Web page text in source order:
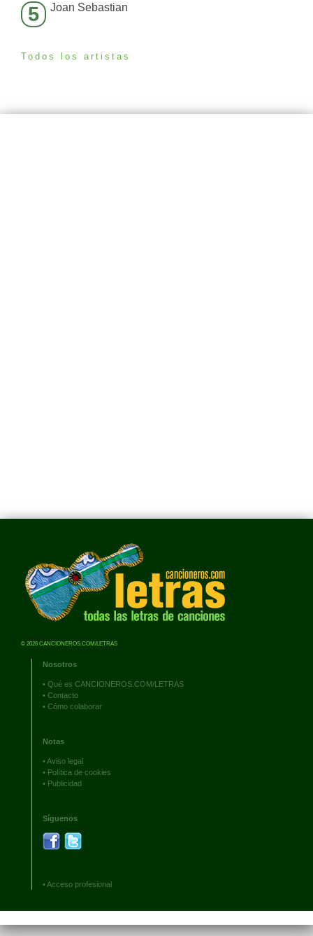
5 Joan Sebastian
Todos los artistas
© 2026 CANCIONEROS.COM/LETRAS
Nosotros
• Qué es CANCIONEROS.COM/LETRAS
• Contacto
• Cómo colaborar
Notas
•Aviso legal
• Política de cookies
• Publicidad
Síguenos
•Acceso profesional